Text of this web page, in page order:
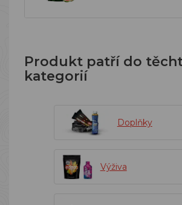
Produkt patří do
kategorií
Doplňky
Výživa